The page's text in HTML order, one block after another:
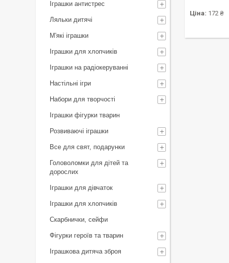
Ціна: 172 ₴
Іграшки антистрес
Ляльки дитячі
М'які іграшки
Іграшки для хлопчиків
Іграшки на радіокеруванні
Настільні ігри
Набори для творчості
Іграшки фігурки тварин
Розвиваючі іграшки
Все для свят, подарунки
Головоломки для дітей та
дорослих
Іграшки для дівчаток
Іграшки для хлопчиків
Скарбнички, сейфи
Фігурки героїв та тварин
Іграшкова дитяча зброя